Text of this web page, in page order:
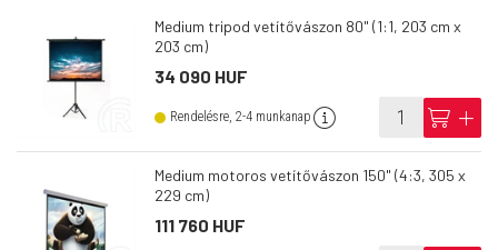
Medium tripod vetítővászon 80" (1:1, 203 cm x
203 cm)
34 090 HUF
Rendelésre, 2-4 munkanap info cart add
Medium motoros vetítővászon 150" (4:3, 305 x
229 cm)
111 760 HUF